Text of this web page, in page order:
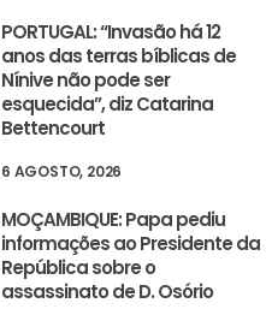
PORTUGAL: “Invasão há 12
anos das terras bíblicas de
Nínive não pode ser
esquecida”, diz Catarina
Bettencourt
6 AGOSTO, 2026
MOÇAMBIQUE: Papa pediu
informações ao Presidente da
República sobre o
assassinato de D. Osório